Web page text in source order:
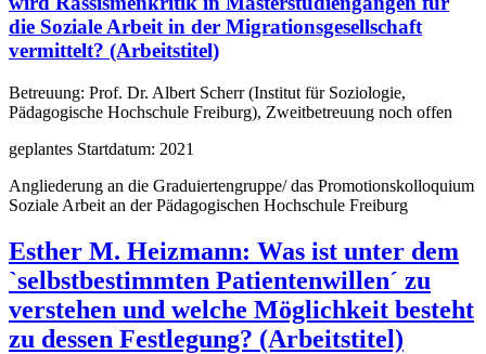
die Soziale Arbeit in der Migrationsgesellschaft
vermittelt? (Arbeitstitel)
Betreuung: Prof. Dr. Albert Scherr (Institut für Soziologie,
Pädagogische Hochschule Freiburg), Zweitbetreuung noch offen
geplantes Startdatum: 2021
Angliederung an die Graduiertengruppe/ das Promotionskolloquium
Soziale Arbeit an der Pädagogischen Hochschule Freiburg
Esther M. Heizmann: Was ist unter dem
`selbstbestimmten Patientenwillen´ zu
verstehen und welche Möglichkeit besteht
zu dessen Festlegung? (Arbeitstitel)